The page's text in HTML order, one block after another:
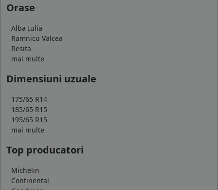
Orase
Alba Iulia
Ramnicu Valcea
Resita
mai multe
Dimensiuni uzuale
175/65 R14
185/65 R15
195/65 R15
mai multe
Top producatori
Michelin
Continental